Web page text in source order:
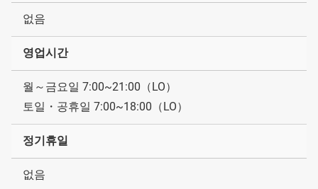
없음
영업시간
월～금요일 7:00~21:00（LO）
토일・공휴일 7:00~18:00（LO）
정기휴일
없음